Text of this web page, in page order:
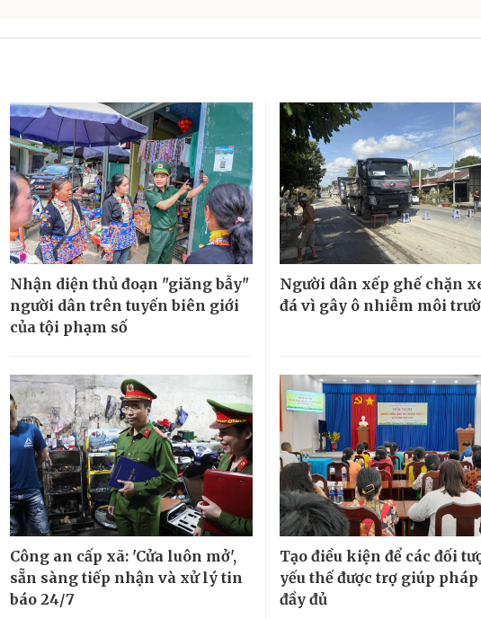
Nhận diện thủ đoạn "giăng bẫy"
người dân trên tuyến biên giới
của tội phạm số
Người dân xếp ghế chặn
đá vì gây ô nhiễm môi
Công an cấp xã: 'Cửa luôn mở',
sẵn sàng tiếp nhận và xử lý tin
báo 24/7
Tạo điều kiện để các đối
yếu thế được trợ giúp
đầy đủ